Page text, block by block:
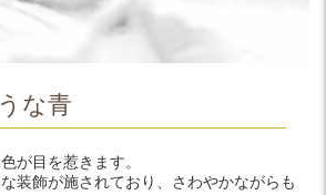
な青
が目を惹きます。
装飾が施されており、さわやかながらも